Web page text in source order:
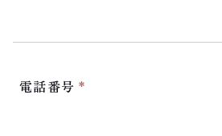
電話番号